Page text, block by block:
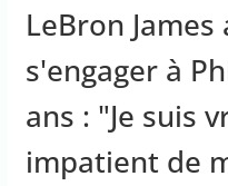
LeBron
s'engager à
ans : "Je suis
impatient de